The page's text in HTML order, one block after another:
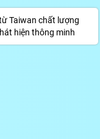
Taiwan chất lượng
hiện thông minh